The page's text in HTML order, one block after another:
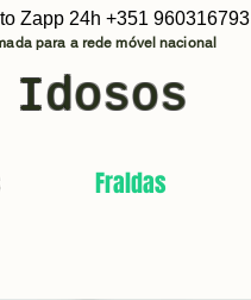
Zapp 24h +351 960316793
para a rede móvel nacional
Fraldas